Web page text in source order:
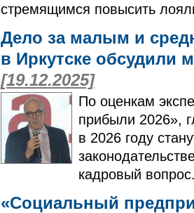
стремящимся повысить
Дело за малым и
в Иркутске обсудили
[19.12.2025]
По оценкам
прибыли 2026»,
в 2026 году
кадровый
«Социальный